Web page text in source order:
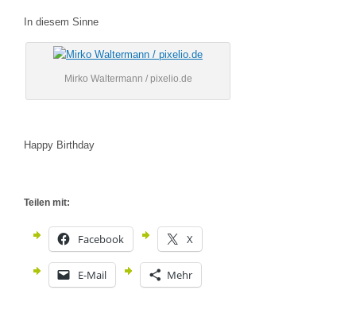
In diesem Sinne
Mirko Waltermann / pixelio.de
Happy Birthday
Teilen mit:
Facebook X
E-Mail Mehr